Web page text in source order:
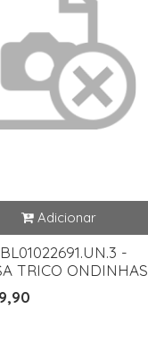
-
TRICO ONDINHAS